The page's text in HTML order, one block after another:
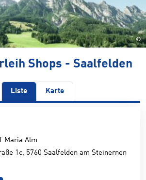
©
Shops - Saalfelden
Liste Karte
Maria Alm
1c, 5760 Saalfelden am Steinernen